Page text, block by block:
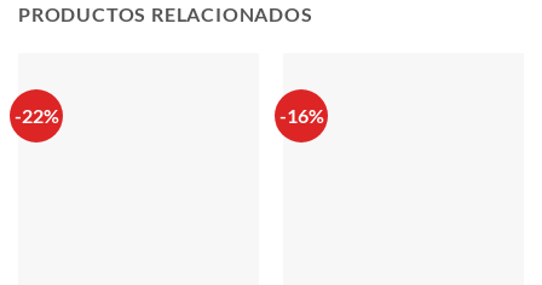
PRODUCTOS RELACIONADOS
-22% -16%